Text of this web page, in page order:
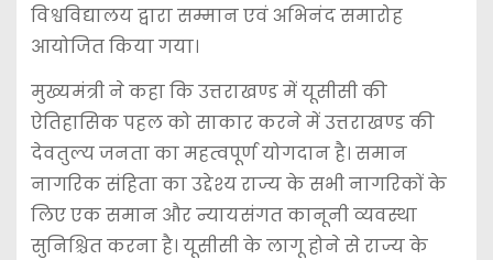
विश्वविद्यालय द्वारा सम्मान एवं अभिनंद समारोह
आयोजित किया गया।
मुख्यमंत्री ने कहा कि उत्तराखण्ड में यूसीसी की
ऐतिहासिक पहल को साकार करने में उत्तराखण्ड की
देवतुल्य जनता का महत्वपूर्ण योगदान है। समान
नागरिक संहिता का उद्देश्य राज्य के सभी नागरिकों के
लिए एक समान और न्यायसंगत कानूनी व्यवस्था
सुनिश्चित करना है। यूसीसी के लागू होने से राज्य के